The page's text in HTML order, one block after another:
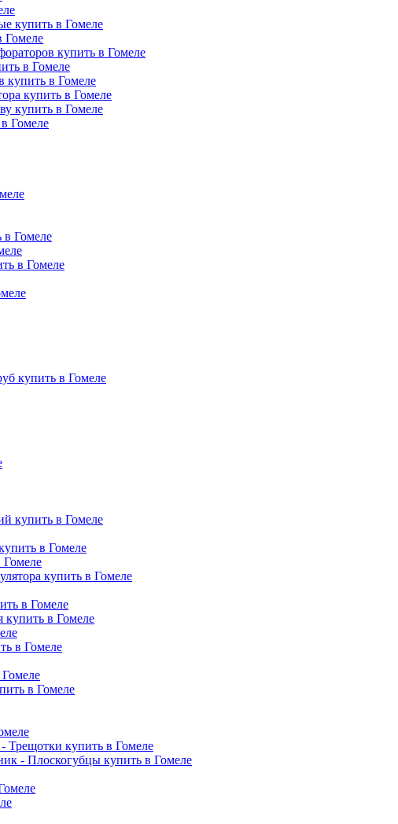
купить в Гомеле
Гомеле
купить в Гомеле
в Гомеле
в Гомеле
купить в Гомеле
купить в Гомеле
Гомеле
Гомеле
в Гомеле
купить в Гомеле
купить в Гомеле
в Гомеле
купить в Гомеле
в Гомеле
купить в Гомеле
в Гомеле
в Гомеле
купить в Гомеле
- Плоскогубцы купить в Гомеле